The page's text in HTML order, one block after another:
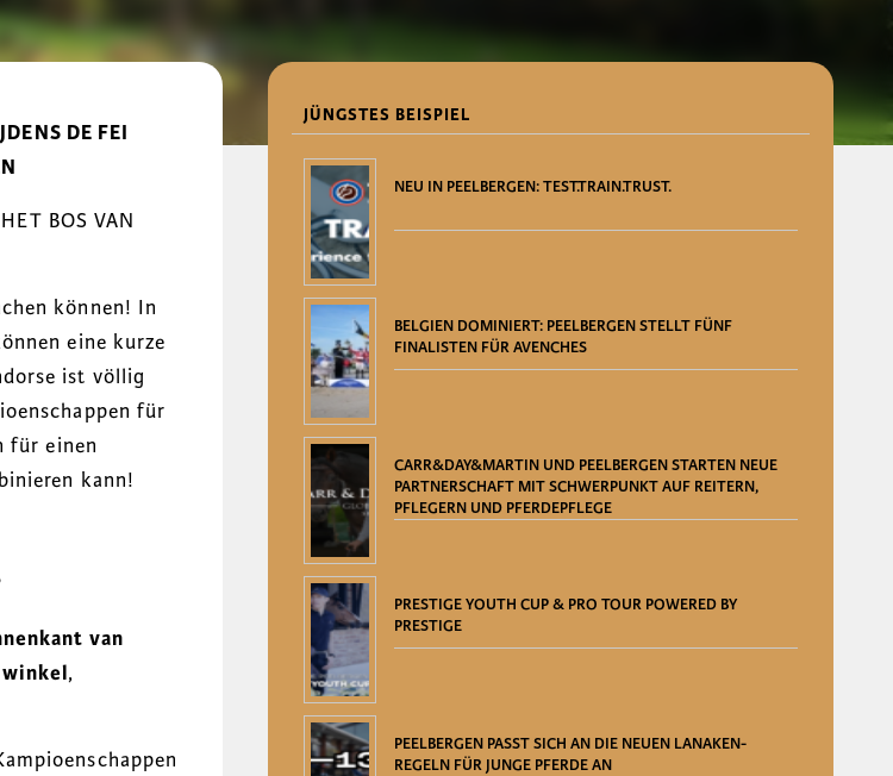
DE FEI
BOS VAN
können! In
eine kurze
ist völlig
für
für einen
kann!
van
winkel,
JÜNGSTES BEISPIEL
NEU IN PEELBERGEN: TEST.TRAIN.TRUST.
BELGIEN DOMINIERT: PEELBERGEN STELLT FÜNF
FINALISTEN FÜR AVENCHES
CARR&DAY&MARTIN UND PEELBERGEN STARTEN NEUE
PARTNERSCHAFT MIT SCHWERPUNKT AUF REITERN,
PFLEGERN UND PFERDEPFLEGE
PRESTIGE YOUTH CUP & PRO TOUR POWERED BY
PRESTIGE
PEELBERGEN PASST SICH AN DIE NEUEN LANAKEN-
REGELN FÜR JUNGE PFERDE AN